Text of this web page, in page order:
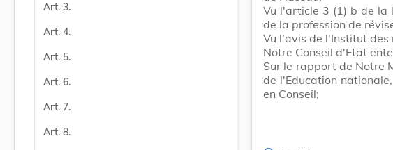
Art. 3.
Art. 4.
Art. 5.
Art. 6.
Art. 7.
Art. 8.
Vu l'article 3 (1) b de
de la profession de
Vu l'avis de l'Institut
Notre Conseil d'Etat
Sur le rapport de Notre
de l'Education
en Conseil;